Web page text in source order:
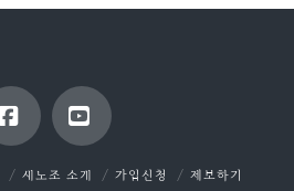
FacebookYouTube
새노조 소개 가입신청 제보하기